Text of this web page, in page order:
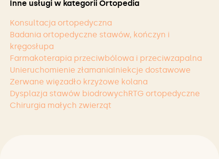
Inne usługi w kategorii Ortopedia
Konsultacja ortopedyczna
Badania ortopedyczne stawów, kończyn i
kręgosłupa
Farmakoterapia przeciwbólowa i przeciwzapalna
Unieruchomienie złamaniaIniekcje dostawowe
Zerwane więzadło krzyżowe kolana
Dysplazja stawów biodrowychRTG ortopedyczne
Chirurgia małych zwierząt